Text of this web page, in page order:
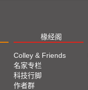
椽经阁
Colley & Friends
名家专栏
科技行脚
作者群